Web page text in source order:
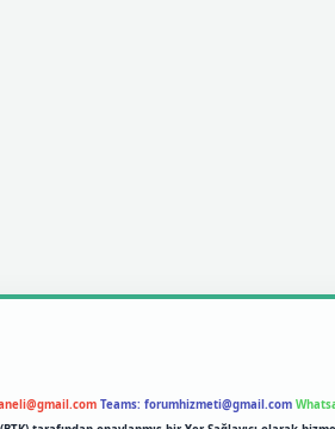
Teams: forumhizmeti@gmail.com